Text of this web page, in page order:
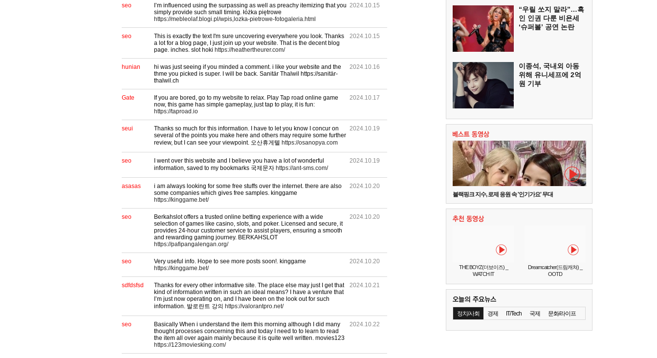
seo
I’m influenced using the surpassing as well as preachy itemizing that you
simply provide such small timing. łóżka piętrowe
https://mebleolaf.blogi.pl/wpis,lozka-pietrowe-fotogaleria.html
2024.10.15
seo
This is exactly the text I'm sure uncovering everywhere you look. Thanks
a lot for a blog page, I just join up your website. That is the decent blog
page. inches. slot hoki https://heathertheurer.com/
2024.10.15
hunian
hi was just seeing if you minded a comment. i like your website and the
thme you picked is super. I will be back. Sanitär Thalwil https://sanitär-
thalwil.ch
2024.10.16
Gate
If you are bored, go to my website to relax. Play Tap road online game
now, this game has simple gameplay, just tap to play, it is fun:
https://taproad.io
2024.10.17
seui
Thanks so much for this information. I have to let you know I concur on
several of the points you make here and others may require some further
review, but I can see your viewpoint. 오산휴게텔 https://osanopya.com
2024.10.19
seo
I went over this website and I believe you have a lot of wonderful
information, saved to my bookmarks 국제문자 https://ant-sms.com/
2024.10.19
asasas
i am always looking for some free stuffs over the internet. there are also
some companies which gives free samples. kinggame
https://kinggame.bet/
2024.10.20
seo
Berkahslot offers a trusted online betting experience with a wide
selection of games like casino, slots, and poker. Licensed and secure, it
provides 24-hour customer service to assist players, ensuring a smooth
and rewarding gaming journey. BERKAHSLOT
https://pafipangalengan.org/
2024.10.20
seo
Very useful info. Hope to see more posts soon!. kinggame
https://kinggame.bet/
2024.10.20
sdfdsfsd
Thanks for every other informative site. The place else may just I get that
kind of information written in such an ideal means? I have a venture that
I’m just now operating on, and I have been on the look out for such
information. 발로란트 강의 https://valorantpro.net/
2024.10.21
seo
Basically When i understand the item this morning although I did many
thought processes concerning this and today I need to to learn to read
the item all over again mainly because it is quite well written. movies123
https://123moviesking.com/
2024.10.22
“우릴 쏘지 말라”…흑
인 인권 다룬 비욘세
‘슈퍼볼’ 공연 논란
이종석, 국내외 아동
위해 유니세프에 2억
원 기부
블랙핑크 지수, 로제 응원 속 '인기가요' 무대
THE BOYZ(더보이즈) _
WATCH IT
Dreamcatcher(드림캐쳐) _
OOTD
정치/사회 경제 IT/Tech 국제 문화/라이프